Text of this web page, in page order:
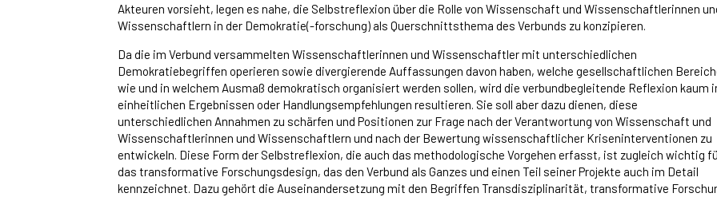
Akteuren vorsieht, legen es nahe, die Selbstreflexion über die Rolle von Wissenschaft und Wissenschaftlerinnen
Wissenschaftlern in der Demokratie(-forschung) als Querschnittsthema des Verbunds zu konzipieren.
Da die im Verbund versammelten Wissenschaftlerinnen und Wissenschaftler mit unterschiedlichen
Demokratiebegriffen operieren sowie divergierende Auffassungen davon haben, welche gesellschaftlichen
wie und in welchem Ausmaß demokratisch organisiert werden sollen, wird die verbundbegleitende Reflexion kaum
einheitlichen Ergebnissen oder Handlungsempfehlungen resultieren. Sie soll aber dazu dienen, diese
unterschiedlichen Annahmen zu schärfen und Positionen zur Frage nach der Verantwortung von Wissenschaft und
Wissenschaftlerinnen und Wissenschaftlern und nach der Bewertung wissenschaftlicher Kriseninterventionen zu
entwickeln. Diese Form der Selbstreflexion, die auch das methodologische Vorgehen erfasst, ist zugleich wichtig
das transformative Forschungsdesign, das den Verbund als Ganzes und einen Teil seiner Projekte auch im Detail
kennzeichnet. Dazu gehört die Auseinandersetzung mit den Begriffen Transdisziplinarität, transformative